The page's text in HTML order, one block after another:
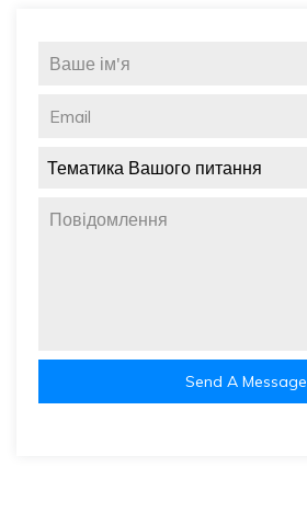
Тематика Вашого питання
Send A Message